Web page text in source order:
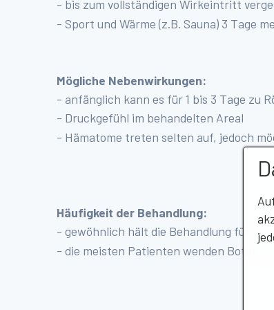
- bis zum vollständigen Wirkeintritt
- Sport und Wärme (z.B. Sauna) 3 Tage
Mögliche Nebenwirkungen:
- anfänglich kann es für 1 bis 3 Tage zu
- Druckgefühl im behandelten Areal
- Hämatome treten selten auf, jedoch
Häufigkeit der Behandlung:
- gewöhnlich hält die Behandlung für 4 bis
- die meisten Patienten wenden Botox 2